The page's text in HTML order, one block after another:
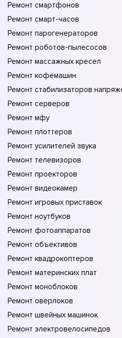
Ремонт смартфонов
Ремонт смарт-часов
Ремонт парогенераторов
Ремонт роботов-пылесосов
Ремонт массажных кресел
Ремонт кофемашин
Ремонт стабилизаторов
Ремонт серверов
Ремонт мфу
Ремонт плоттеров
Ремонт усилителей звука
Ремонт телевизоров
Ремонт проекторов
Ремонт видеокамер
Ремонт игровых приставок
Ремонт ноутбуков
Ремонт фотоаппаратов
Ремонт объективов
Ремонт квадрокоптеров
Ремонт материнских плат
Ремонт моноблоков
Ремонт оверлоков
Ремонт швейных машинок
Ремонт электровелосипедов